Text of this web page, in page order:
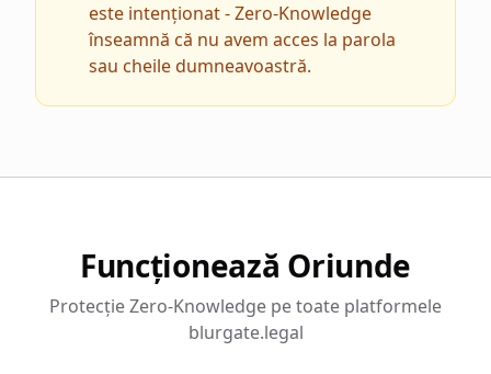
este intenționat - Zero-Knowledge
înseamnă că nu avem acces la parola
sau cheile dumneavoastră.
Funcționează Oriunde
Protecție Zero-Knowledge pe toate platformele
blurgate.legal